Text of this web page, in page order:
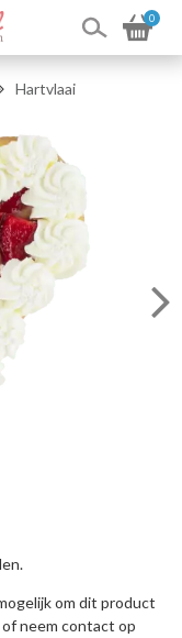
0
Hartvlaai
om dit product
neem contact op